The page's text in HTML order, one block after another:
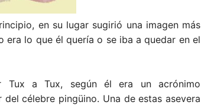
en su lugar sugirió una imagen más
lo que él quería o se iba a quedar en el
Tux a Tux, según él era un acrónimo
célebre pingüino. Una de estas asevera